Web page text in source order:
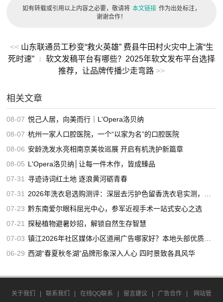
如有转载或引用以上内容之必要，敬请将 本文链接 作为出处标注，
谢谢合作！
<< 山东联通员工秒变“救火英雄” 费县牛田村火灾中上演“生
死时速”
|
软文发稿平台有哪些？2025年软文发布平台选择
推荐，让品牌传播少走弯路 >>
相关文章
08-07 悦己人居，向美而行｜L'Opera洛贝纳
08-07 杭州一家人口腔医院，一个“以家为名”的口腔医院
08-06 安龄洗发水亮相南京美妆巡展 开启有机洗护新篇章
08-05 L'Opera洛贝纳│让每一件木作，皆成臻品
07-31
寻迹诗词红土地 逐浪黄河砺青春
07-31
2026年洗衣皂选购测评：深层去污护色留香洗衣皂实测，适合家用的高口碑洗衣皂推荐
07-23 黔东南爱尔眼科屈光中心，参军近视手术一站式安心之选
07-21 探秘植物避暑妙招，解锁自然生存智慧
07-03 镇江2026年社区媒体小区道闸广告哪家好？本地头部优质服务商推荐
06-29 西湖“春夏秋冬湖”品牌形象深入人心 四时景致各具风华
关于我们 联系我们 在线QQ联系 留言建议 广告合作
网站管